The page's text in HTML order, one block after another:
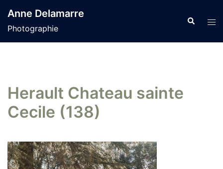
au
contenu
Anne Delamarre
Photographie
Herault Chateau sainte
Cecile (138)